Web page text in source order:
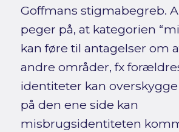
Goffmans stigmabegreb.
peger på, at kategorien
kan føre til antagelser om
andre områder, fx
identiteter kan
på den ene side kan
misbrugsidentiteten